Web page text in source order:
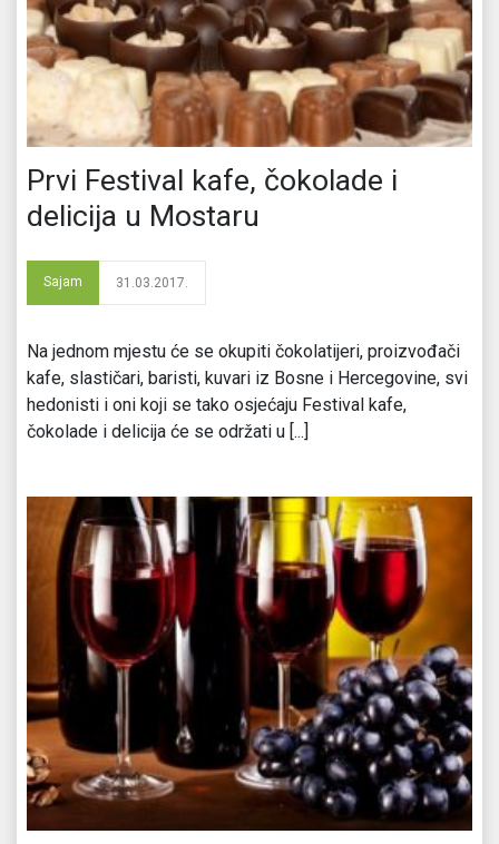
Prvi Festival kafe, čokolade i
delicija u Mostaru
Sajam 31.03.2017.
Na jednom mjestu će se okupiti čokolatijeri, proizvođači
kafe, slastičari, baristi, kuvari iz Bosne i Hercegovine, svi
hedonisti i oni koji se tako osjećaju Festival kafe,
čokolade i delicija će se održati u [...]